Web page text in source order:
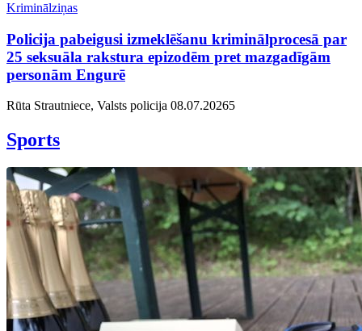
Kriminālziņas
Policija pabeigusi izmeklēšanu kriminālprocesā par
25 seksuāla rakstura epizodēm pret mazgadīgām
personām Engurē
Rūta Strautniece, Valsts policija 08.07.20265
Sports